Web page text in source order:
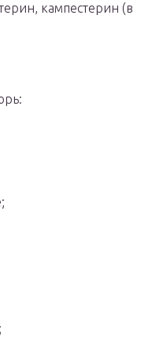
кампестерин (в